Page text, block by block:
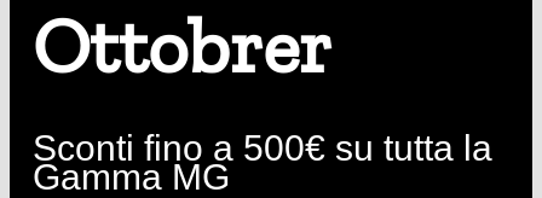
Ottobrer
Sconti fino a 500€ su tutta la
Gamma MG